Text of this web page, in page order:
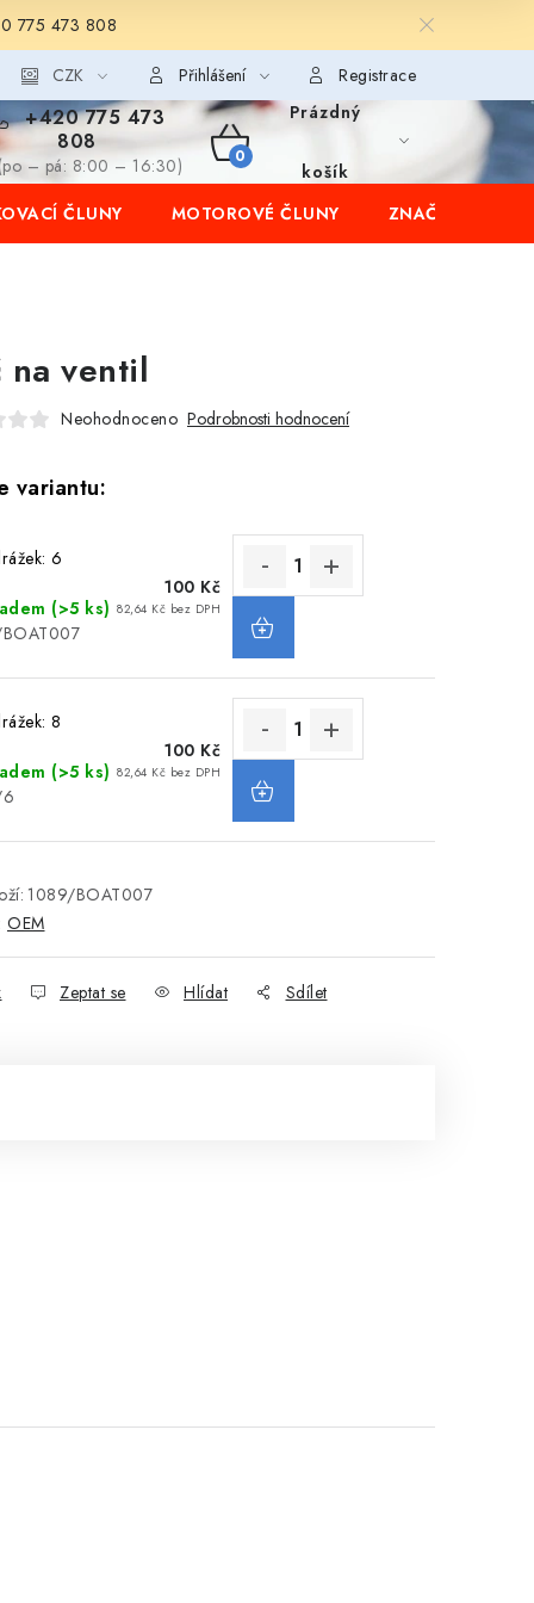
775 473 808
CZK Přihlášení Registrace
+420 775 473
808
(po – pá: 8:00 – 16:30)
NÁKUPNÍ
KOŠÍK
Prázdný
košík
ČLUNY MOTOROVÉ ČLUNY ZNAČKY
na ventil
Neohodnoceno Podrobnosti hodnocení
6
(>5 ks)
BOAT007
100 Kč
82,64 Kč bez DPH
8
(>5 ks)
6
100 Kč
82,64 Kč bez DPH
1089/BOAT007
OEM
Zeptat se Hlídat Sdílet